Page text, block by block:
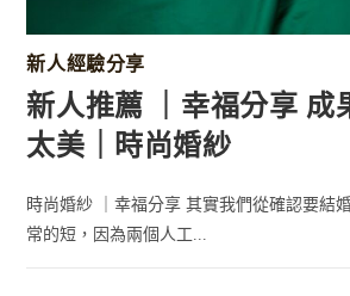
新人經驗分享
新人推薦 ｜幸福分享 成
太美｜時尚婚紗
時尚婚紗 ｜幸福分享 其實我們從確認要結
常的短，因為兩個人工...